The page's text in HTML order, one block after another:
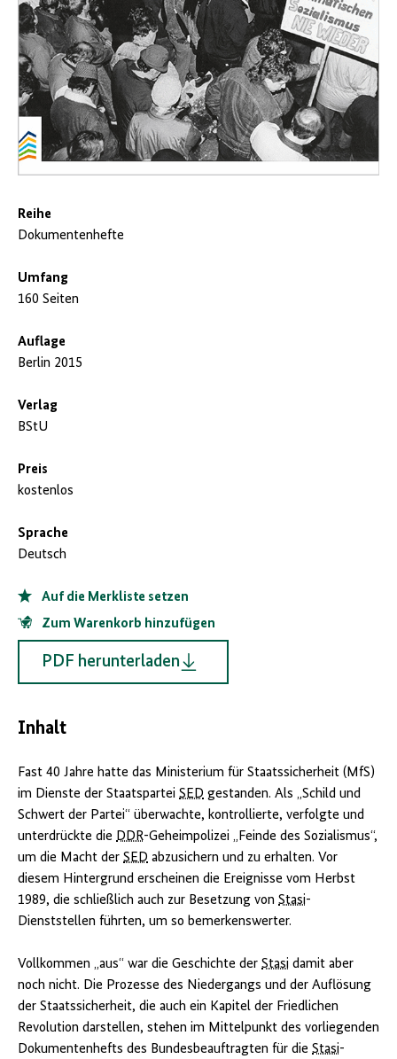
Reihe
Dokumentenhefte
Umfang
160 Seiten
Auflage
Berlin 2015
Verlag
BStU
Preis
kostenlos
Sprache
Deutsch
Auf die Merkliste setzen
Zum Warenkorb hinzufügen
PDF herunterladen
Inhalt
Fast 40 Jahre hatte das Ministerium für Staatssicherheit (MfS)
im Dienste der Staatspartei SED gestanden. Als „Schild und
Schwert der Partei“ überwachte, kontrollierte, verfolgte und
unterdrückte die DDR-Geheimpolizei „Feinde des Sozialismus“,
um die Macht der SED abzusichern und zu erhalten. Vor
diesem Hintergrund erscheinen die Ereignisse vom Herbst
1989, die schließlich auch zur Besetzung von Stasi-
Dienststellen führten, um so bemerkenswerter.
Vollkommen „aus“ war die Geschichte der Stasi damit aber
noch nicht. Die Prozesse des Niedergangs und der Auflösung
der Staatssicherheit, die auch ein Kapitel der Friedlichen
Revolution darstellen, stehen im Mittelpunkt des vorliegenden
Dokumentenhefts des Bundesbeauftragten für die Stasi-